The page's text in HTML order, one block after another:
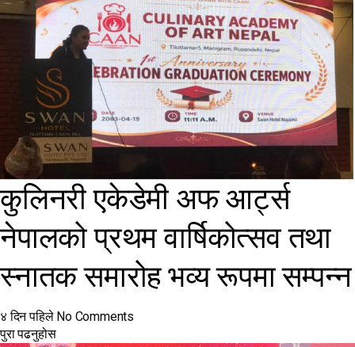
कुलिनरी एकेडेमी अफ आर्ट्स
नेपालको प्रथम वार्षिकोत्सव तथा
स्नातक समारोह भव्य रूपमा सम्पन्न
४ दिन पहिले No Comments
पुरा पढनुहोस